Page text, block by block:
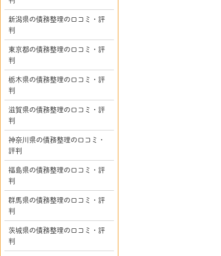
新潟県の債務整理の口コミ・評
判
東京都の債務整理の口コミ・評
判
栃木県の債務整理の口コミ・評
判
滋賀県の債務整理の口コミ・評
判
神奈川県の債務整理の口コミ・
評判
福島県の債務整理の口コミ・評
判
群馬県の債務整理の口コミ・評
判
茨城県の債務整理の口コミ・評
判